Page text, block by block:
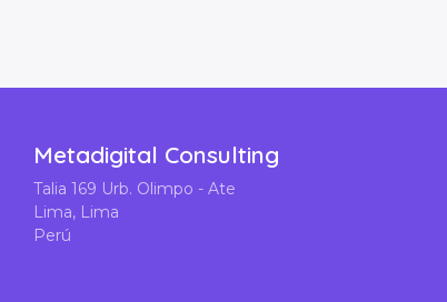
Metadigital Consulting
Talia 169 Urb. Olimpo - Ate
Lima, Lima
Perú